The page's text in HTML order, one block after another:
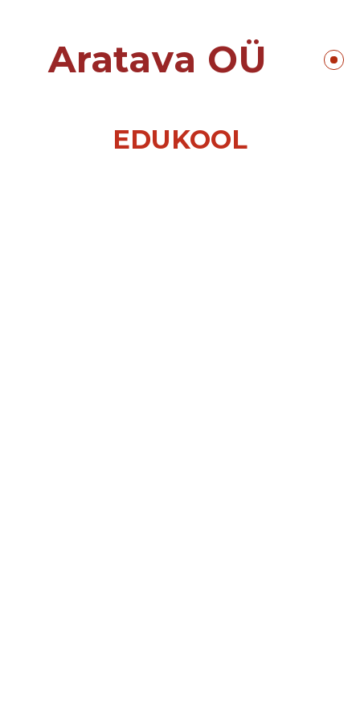
Aratava OÜ
EDUKOOL